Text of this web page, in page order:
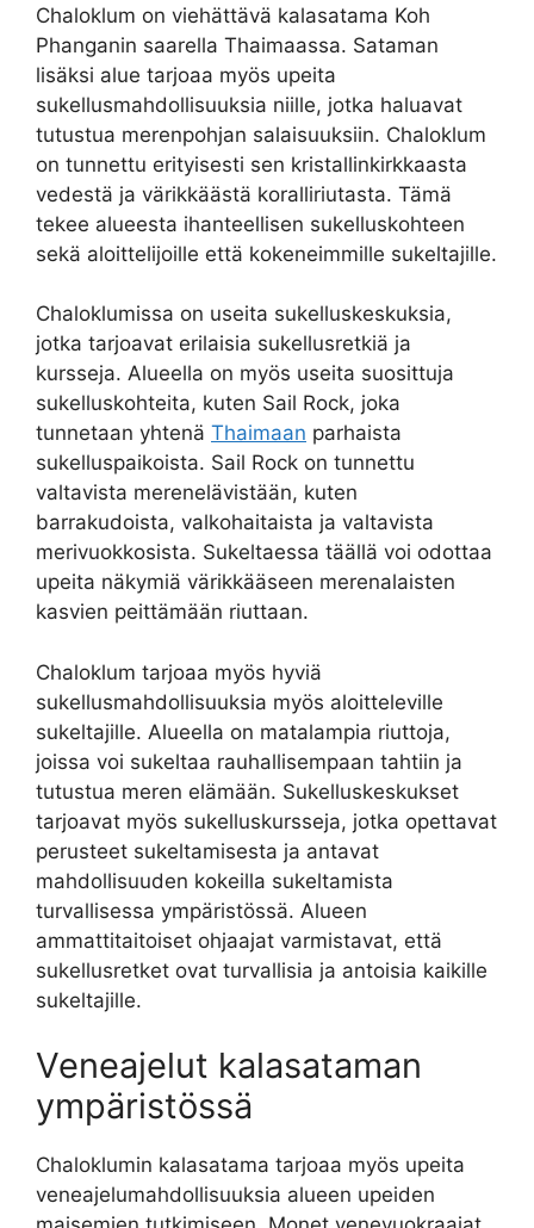
Chaloklum on viehättävä kalasatama Koh
Phanganin saarella Thaimaassa. Sataman
lisäksi alue tarjoaa myös upeita
sukellusmahdollisuuksia niille, jotka haluavat
tutustua merenpohjan salaisuuksiin. Chaloklum
on tunnettu erityisesti sen kristallinkirkkaasta
vedestä ja värikkäästä koralliriutasta. Tämä
tekee alueesta ihanteellisen sukelluskohteen
sekä aloittelijoille että kokeneimmille sukeltajille.
Chaloklumissa on useita sukelluskeskuksia,
jotka tarjoavat erilaisia sukellusretkiä ja
kursseja. Alueella on myös useita suosittuja
sukelluskohteita, kuten Sail Rock, joka
tunnetaan yhtenä Thaimaan parhaista
sukelluspaikoista. Sail Rock on tunnettu
valtavista merenelävistään, kuten
barrakudoista, valkohaitaista ja valtavista
merivuokkosista. Sukeltaessa täällä voi odottaa
upeita näkymiä värikkääseen merenalaisten
kasvien peittämään riuttaan.
Chaloklum tarjoaa myös hyviä
sukellusmahdollisuuksia myös aloitteleville
sukeltajille. Alueella on matalampia riuttoja,
joissa voi sukeltaa rauhallisempaan tahtiin ja
tutustua meren elämään. Sukelluskeskukset
tarjoavat myös sukelluskursseja, jotka opettavat
perusteet sukeltamisesta ja antavat
mahdollisuuden kokeilla sukeltamista
turvallisessa ympäristössä. Alueen
ammattitaitoiset ohjaajat varmistavat, että
sukellusretket ovat turvallisia ja antoisia kaikille
sukeltajille.
Veneajelut kalasataman
ympäristössä
Chaloklumin kalasatama tarjoaa myös upeita
veneajelumahdollisuuksia alueen upeiden